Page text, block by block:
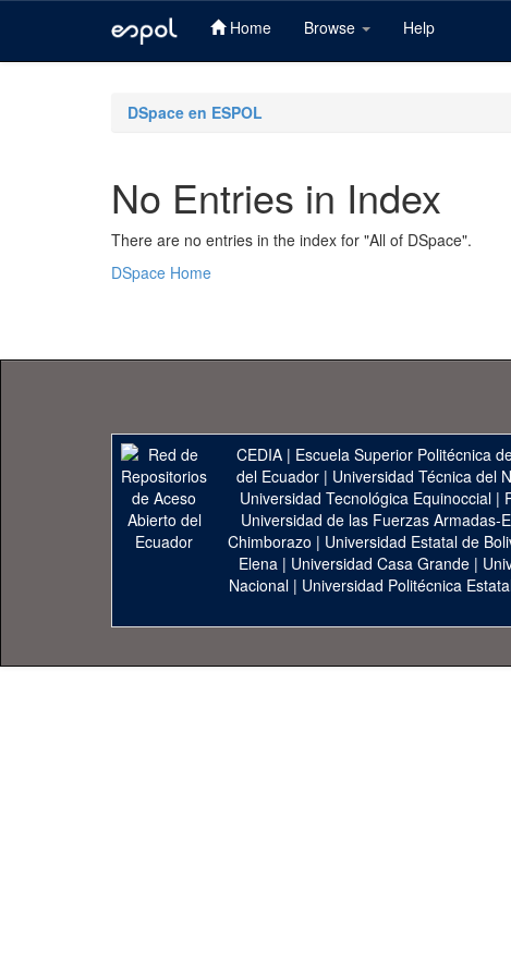
Home Browse Help
DSpace en ESPOL
No Entries in Index
There are no entries in the index for "All of DSpace".
DSpace Home
CEDIA | Escuela Superior Politécnica
del Ecuador| Universidad Técnica del
Universidad Tecnológica Equinoccial|
Universidad de las Fuerzas Armadas-
Chimborazo | Universidad Estatal de
Elena | Universidad Casa Grande |
Nacional | Universidad Politécnica